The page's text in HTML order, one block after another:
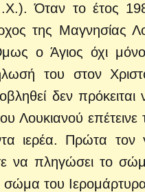
Όταν το έτος
της Μαγνησίας
ο Άγιος όχι
του στον
δεν
Λουκιανού
ιερέα. Πρώτα τον
να πληγώσει το
σώμα του